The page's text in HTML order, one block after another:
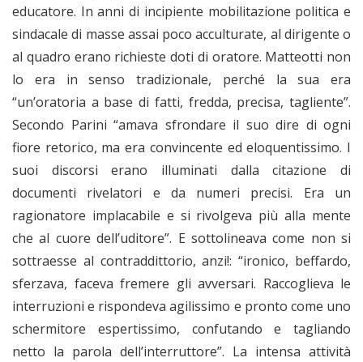
educatore. In anni di incipiente mobilitazione politica e
sindacale di masse assai poco acculturate, al dirigente o
al quadro erano richieste doti di oratore. Matteotti non
lo era in senso tradizionale, perché la sua era
“un’oratoria a base di fatti, fredda, precisa, tagliente”.
Secondo Parini “amava sfrondare il suo dire di ogni
fiore retorico, ma era convincente ed eloquentissimo. I
suoi discorsi erano illuminati dalla citazione di
documenti rivelatori e da numeri precisi. Era un
ragionatore implacabile e si rivolgeva più alla mente
che al cuore dell’uditore”. E sottolineava come non si
sottraesse al contraddittorio, anzi!: “ironico, beffardo,
sferzava, faceva fremere gli avversari. Raccoglieva le
interruzioni e rispondeva agilissimo e pronto come uno
schermitore espertissimo, confutando e tagliando
netto la parola dell’interruttore”. La intensa attività